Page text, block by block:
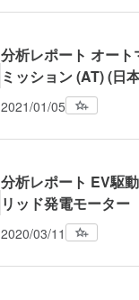
分析レポート オー
ミッション (AT) (日
2021/01/05
分析レポート EV駆
リッド発電モーター
2020/03/11